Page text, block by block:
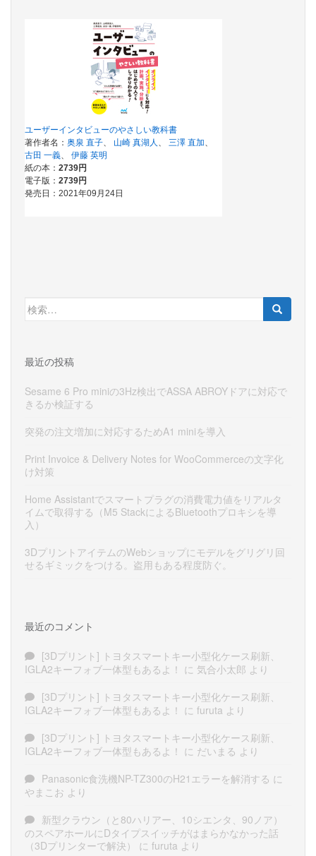
検
索:
最近の投稿
Sesame 6 Pro miniの3Hz検出でASSA ABROYドアに対応で
きるか検証する
突発の注文増加に対応するためA1 miniを導入
Print Invoice & Delivery Notes for WooCommerceの文字化
け対策
Home Assistantでスマートプラグの消費電力値をリアルタ
イムで取得する（M5 StackによるBluetoothプロキシを導
入）
3DプリントアイテムのWebショップにモデルをグリグリ回
せるギミックをつける。盗用もある程度防ぐ。
最近のコメント
[3Dプリント] トヨタスマートキー小型化ケース刷新、
IGLA2キーフォブ一体型もあるよ！ に 気合小太郎 より
[3Dプリント] トヨタスマートキー小型化ケース刷新、
IGLA2キーフォブ一体型もあるよ！ に furuta より
[3Dプリント] トヨタスマートキー小型化ケース刷新、
IGLA2キーフォブ一体型もあるよ！ に だいまる より
Panasonic食洗機NP-TZ300のH21エラーを解消する に
やまこお より
新型クラウン（と80ハリアー、10シエンタ、90ノア）
のスペアホールにDタイプスイッチがはまらかなかった話
（3Dプリンターで解決）
に furuta より